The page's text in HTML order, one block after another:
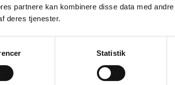
partnere kan kombinere disse data med
deres tjenester.
Statistik
ønsker at handle som
Julegaver, Juleservietter, Julekort, Til & Fra kort,
har en stærk stål ramme og kombinerer de bed